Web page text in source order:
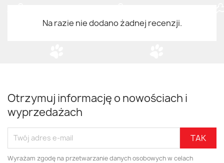
Na razie nie dodano żadnej recenzji.
Otrzymuj informację o nowościach i
wyprzedażach
Wyrażam zgodę na przetwarzanie danych osobowych w celach